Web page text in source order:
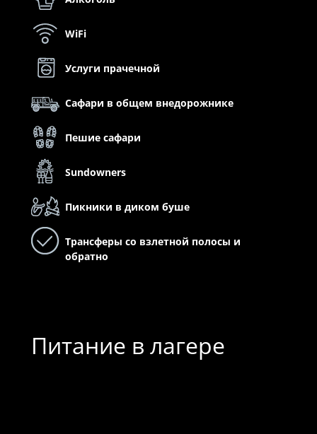
WiFi
Услуги прачечной
Сафари в общем внедорожнике
Пешие сафари
Sundowners
Пикники в диком буше
Трансферы со взлетной полосы и
обратно
Питание в лагере